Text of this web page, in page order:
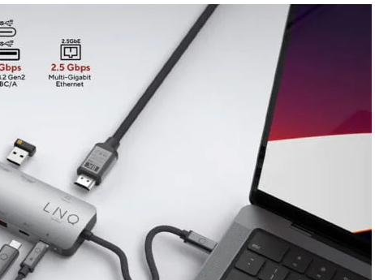
PERIFERIE
Domácí pec na pizzu Cuisinart CPZ-120 promění vaši kuchyň na italskou pizzerii
Blockchain a růst krypto kasin: Co by měli vědět milovníci technologií